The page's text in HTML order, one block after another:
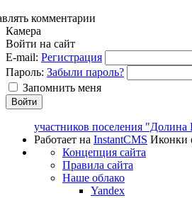
комментарии
Камера
Войти на сайт
E-mail: Регистрация
Пароль: Забыли пароль?
Запомнить меня
участников поселения "Долина
Работает на InstantCMS Иконки
Концепция сайта
Правила сайта
Наше облако
Yandex